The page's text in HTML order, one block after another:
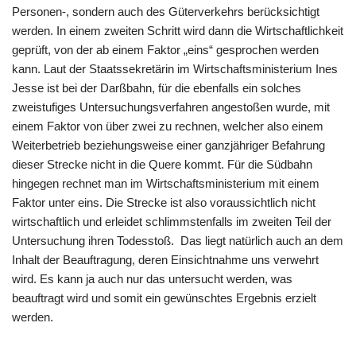
Personen-, sondern auch des Güterverkehrs berücksichtigt
werden. In einem zweiten Schritt wird dann die Wirtschaftlichkeit
geprüft, von der ab einem Faktor „eins“ gesprochen werden
kann. Laut der Staatssekretärin im Wirtschaftsministerium Ines
Jesse ist bei der Darßbahn, für die ebenfalls ein solches
zweistufiges Untersuchungsverfahren angestoßen wurde, mit
einem Faktor von über zwei zu rechnen, welcher also einem
Weiterbetrieb beziehungsweise einer ganzjähriger Befahrung
dieser Strecke nicht in die Quere kommt. Für die Südbahn
hingegen rechnet man im Wirtschaftsministerium mit einem
Faktor unter eins. Die Strecke ist also voraussichtlich nicht
wirtschaftlich und erleidet schlimmstenfalls im zweiten Teil der
Untersuchung ihren Todesstoß. Das liegt natürlich auch an dem
Inhalt der Beauftragung, deren Einsichtnahme uns verwehrt
wird. Es kann ja auch nur das untersucht werden, was
beauftragt wird und somit ein gewünschtes Ergebnis erzielt
werden.